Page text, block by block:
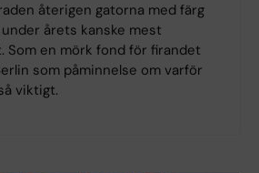
återigen gatorna med färg
årets kanske mest
Som en mörk fond för firandet
som påminnelse om varför
viktigt.